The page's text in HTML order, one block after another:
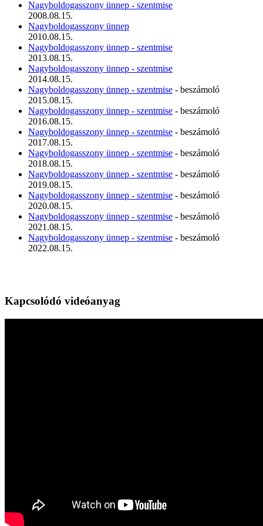
Nagyboldogasszony ünnep - szentmise
2008.08.15.
Nagyboldogasszony ünnep
2010.08.15.
Nagyboldogasszony ünnep - szentmise
2013.08.15.
Nagyboldogasszony ünnep - szentmise
2014.08.15.
Nagyboldogasszony ünnep - szentmise - beszámoló
2015.08.15.
Nagyboldogasszony ünnep - szentmise - beszámoló
2016.08.15.
Nagyboldogasszony ünnep - szentmise - beszámoló
2017.08.15.
Nagyboldogasszony ünnep - szentmise - beszámoló
2018.08.15.
Nagyboldogasszony ünnep - szentmise - beszámoló
2019.08.15.
Nagyboldogasszony ünnep - szentmise - beszámoló
2020.08.15.
Nagyboldogasszony ünnep - szentmise - beszámoló
2021.08.15.
Nagyboldogasszony ünnep - szentmise - beszámoló
2022.08.15.
Kapcsolódó videóanyag